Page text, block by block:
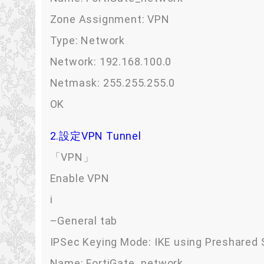
Zone Assignment: VPN
Type: Network
Network: 192.168.100.0
Netmask: 255.255.255.0
OK
2.設定VPN Tunnel
「VPN」
Enable VPN
i
–General tab
IPSec Keying Mode: IKE using Preshared